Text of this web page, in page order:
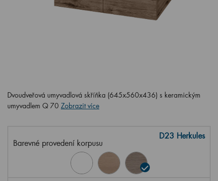
Dvoudveřová umyvadlová skříňka (645x560x436) s keramickým
umyvadlem Q 70 Zobrazit více
Barevné provedení korpusu
D23 Herkules